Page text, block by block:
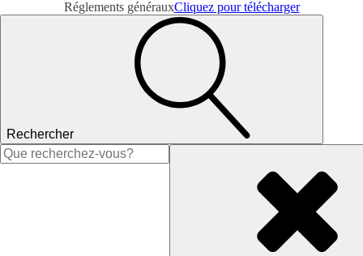
Réglements générauxCliquez pour télécharger
Rechercher
Rechercher :